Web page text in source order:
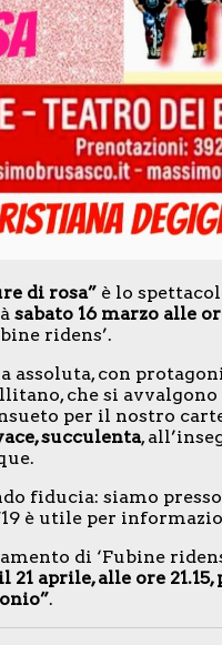
di rosa”è lo
sabato 16 marzo alle
ridens’.
assoluta, con
che si
per il nostro
succulenta,
fiducia: siamo
è utile per
di ‘Fubine
21 aprile, alle ore
.